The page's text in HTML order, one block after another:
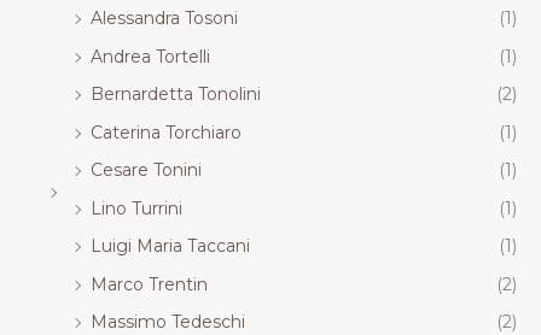
Alessandra Tosoni
(1)
Andrea Tortelli
(1)
Bernardetta Tonolini
(2)
Caterina Torchiaro
(1)
Cesare Tonini
(1)
Lino Turrini
(1)
Luigi Maria Taccani
(1)
Marco Trentin
(2)
Massimo Tedeschi
(2)